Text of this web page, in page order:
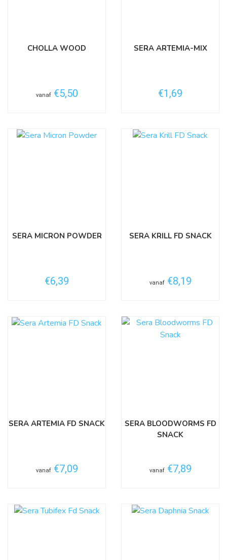
CHOLLA WOOD
vanaf €5,50
SERA ARTEMIA-MIX
€1,69
SERA MICRON POWDER
€6,39
SERA KRILL FD SNACK
vanaf €8,19
SERA ARTEMIA FD SNACK
vanaf €7,09
SERA BLOODWORMS FD
SNACK
vanaf €7,89